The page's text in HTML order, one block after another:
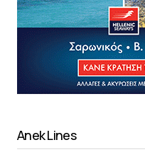
Anek Lines